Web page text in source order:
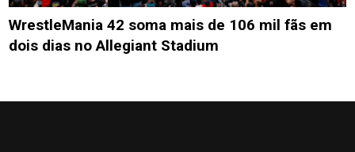
WrestleMania 42 soma mais de 106 mil fãs em
dois dias no Allegiant Stadium